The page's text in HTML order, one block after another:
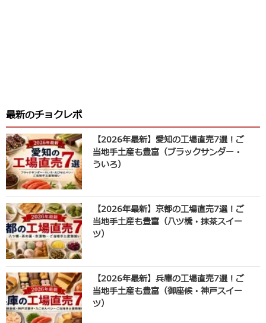
最新のチョクレポ
【2026年最新】愛知の工場直売7選！ご
当地手土産も豊富（ブラックサンダー・
ういろ）
【2026年最新】京都の工場直売7選！ご
当地手土産も豊富（八ツ橋・抹茶スイー
ツ）
【2026年最新】兵庫の工場直売7選！ご
当地手土産も豊富（御座候・神戸スイー
ツ）